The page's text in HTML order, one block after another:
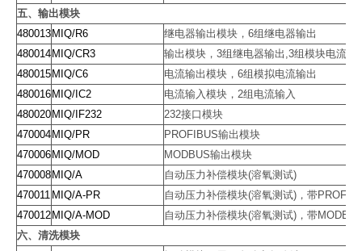
五、输出模块
480013 MIQ/R6 继电器输出模块， 6组继电器输出
480014 MIQ/CR3 输出模块， 3组继电器输出 ,3组模块电流输
480015 MIQ/C6 电流输出模块， 6组模拟电流输出
480016 MIQ/IC2 电流输入模块， 2组电流输入
480020 MIQ/IF232 232接口模块
470004 MIQ/PR PROFIBUS输出模块
470006 MIQ/MOD MODBUS输出模块
470008 MIQ/A 自动压力补偿模块(溶氧测试)
470011 MIQ/A-PR 自动压力补偿模块(溶氧测试) ，带
470012 MIQ/A-MOD 自动压力补偿模块(溶氧测试) ，带
六、清洗模块